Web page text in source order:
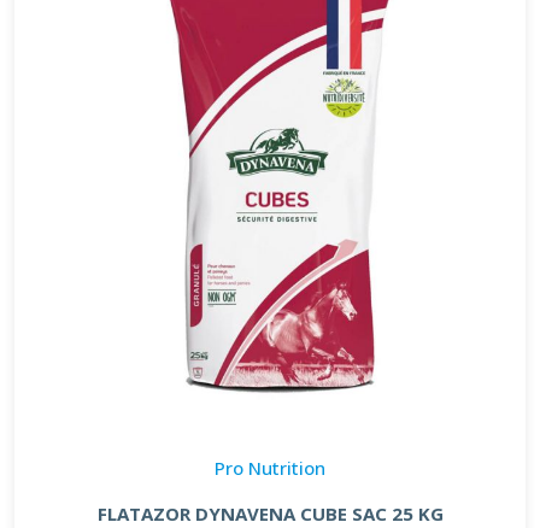
Pro Nutrition
FLATAZOR DYNAVENA CUBE SAC 25 KG